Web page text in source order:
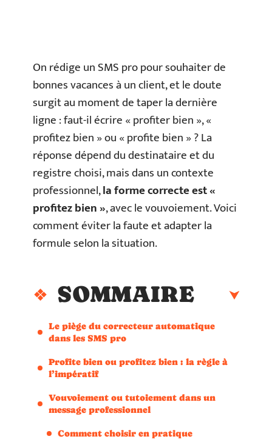
On rédige un SMS pro pour souhaiter de
bonnes vacances à un client, et le doute
surgit au moment de taper la dernière
ligne : faut-il écrire « profiter bien », «
profitez bien » ou « profite bien » ? La
réponse dépend du destinataire et du
registre choisi, mais dans un contexte
professionnel,la forme correcte est «
profitez bien », avec le vouvoiement. Voici
comment éviter la faute et adapter la
formule selon la situation.
SOMMAIRE
Le piège du correcteur automatique
dans les SMS pro
Profite bien ou profitez bien : la règle à
l’impératif
Vouvoiement ou tutoiement dans un
message professionnel
Comment choisir en pratique